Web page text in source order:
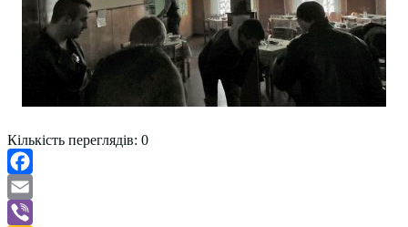
Кількість переглядів: 0
Facebook
Email